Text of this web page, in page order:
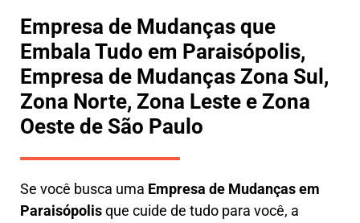
Empresa de Mudanças que
Embala Tudo em Paraisópolis,
Empresa de Mudanças Zona Sul,
Zona Norte, Zona Leste e Zona
Oeste de São Paulo
Se você busca uma Empresa de Mudanças em
Paraisópolisque cuide de tudo para você, a